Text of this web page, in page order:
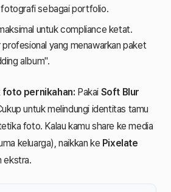
sebagai portfolio.
untuk compliance ketat.
yang menawarkan paket
album".
foto pernikahan: Pakai Soft Blur
untuk melindungi identitas tamu
foto. Kalau kamu share ke media
keluarga), naikkan ke Pixelate
ekstra.